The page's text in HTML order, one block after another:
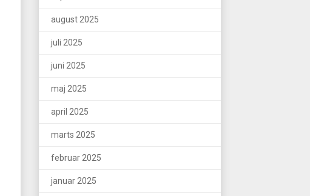
august 2025
juli 2025
juni 2025
maj 2025
april 2025
marts 2025
februar 2025
januar 2025